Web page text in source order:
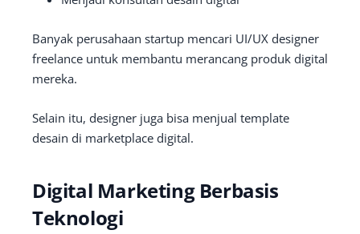
Banyak perusahaan startup mencari UI/UX designer
freelance untuk membantu merancang produk digital
mereka.
Selain itu, designer juga bisa menjual template
desain di marketplace digital.
Digital Marketing Berbasis
Teknologi